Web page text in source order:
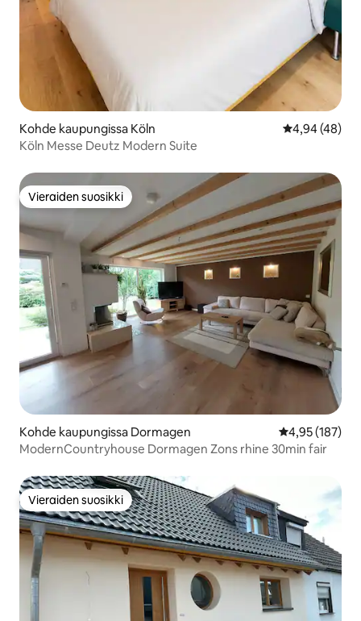
Kohde kaupungissa Köln
4,94 (48)
Köln Messe Deutz Modern Suite
Vieraiden suosikki
Vieraiden suosikki
Kohde kaupungissa Dormagen
4,95 (187)
ModernCountryhouse Dormagen Zons rhine 30min fair
Vieraiden suosikki
Vieraiden suosikki